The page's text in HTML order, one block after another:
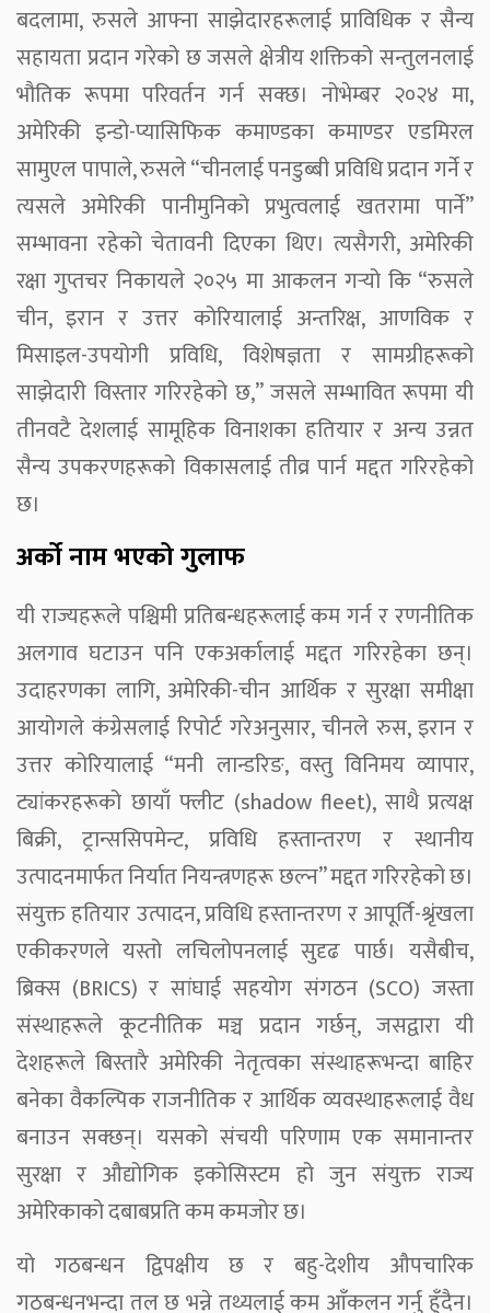
बदलामा, रुसले आफ्ना साझेदारहरूलाई प्राविधिक र सैन्य
सहायता प्रदान गरेको छ जसले क्षेत्रीय शक्तिको सन्तुलनलाई
भौतिक रूपमा परिवर्तन गर्न सक्छ। नोभेम्बर २०२४ मा,
अमेरिकी इन्डो-प्यासिफिक कमाण्डका कमाण्डर एडमिरल
सामुएल पापाले, रुसले “चीनलाई पनडुब्बी प्रविधि प्रदान गर्ने र
त्यसले अमेरिकी पानीमुनिको प्रभुत्वलाई खतरामा पार्ने”
सम्भावना रहेको चेतावनी दिएका थिए। त्यसैगरी, अमेरिकी
रक्षा गुप्तचर निकायले २०२५ मा आकलन गर्‍यो कि “रुसले
चीन, इरान र उत्तर कोरियालाई अन्तरिक्ष, आणविक र
मिसाइल-उपयोगी प्रविधि, विशेषज्ञता र सामग्रीहरूको
साझेदारी विस्तार गरिरहेको छ,” जसले सम्भावित रूपमा यी
तीनवटै देशलाई सामूहिक विनाशका हतियार र अन्य उन्नत
सैन्य उपकरणहरूको विकासलाई तीव्र पार्न मद्दत गरिरहेको
छ।
अर्को नाम भएको गुलाफ
यी राज्यहरूले पश्चिमी प्रतिबन्धहरूलाई कम गर्न र रणनीतिक
अलगाव घटाउन पनि एकअर्कालाई मद्दत गरिरहेका छन्।
उदाहरणका लागि, अमेरिकी-चीन आर्थिक र सुरक्षा समीक्षा
आयोगले कंग्रेसलाई रिपोर्ट गरेअनुसार, चीनले रुस, इरान र
उत्तर कोरियालाई “मनी लान्डरिङ, वस्तु विनिमय व्यापार,
ट्यांकरहरूको छायाँ फ्लीट (shadow fleet), साथै प्रत्यक्ष
बिक्री, ट्रान्ससिपमेन्ट, प्रविधि हस्तान्तरण र स्थानीय
उत्पादनमार्फत निर्यात नियन्त्रणहरू छल्न” मद्दत गरिरहेको छ।
संयुक्त हतियार उत्पादन, प्रविधि हस्तान्तरण र आपूर्ति-श्रृंखला
एकीकरणले यस्तो लचिलोपनलाई सुदृढ पार्छ। यसैबीच,
ब्रिक्स (BRICS) र सांघाई सहयोग संगठन (SCO) जस्ता
संस्थाहरूले कूटनीतिक मञ्च प्रदान गर्छन्, जसद्वारा यी
देशहरूले बिस्तारै अमेरिकी नेतृत्वका संस्थाहरूभन्दा बाहिर
बनेका वैकल्पिक राजनीतिक र आर्थिक व्यवस्थाहरूलाई वैध
बनाउन सक्छन्। यसको संचयी परिणाम एक समानान्तर
सुरक्षा र औद्योगिक इकोसिस्टम हो जुन संयुक्त राज्य
अमेरिकाको दबाबप्रति कम कमजोर छ।
यो गठबन्धन द्विपक्षीय छ र बहु-देशीय औपचारिक
गठबन्धनभन्दा तल छ भन्ने तथ्यलाई कम आँकलन गर्नु हुँदैन।